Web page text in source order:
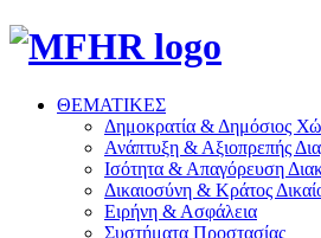
ΘΕΜΑΤΙΚΕΣ
Δημοκρατία & Δημόσιος
Ανάπτυξη & Αξιοπρεπής
Ισότητα & Απαγόρευση
Δικαιοσύνη & Κράτος
Ειρήνη & Ασφάλεια
Συστήματα Προστασίας